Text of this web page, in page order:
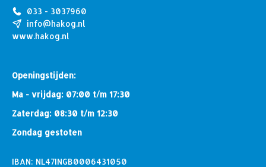
033 - 3037960
info@hakog.nl
www.hakog.nl
Openingstijden:
Ma - vrijdag: 07:00 t/m 17:30
Zaterdag: 08:30 t/m 12:30
Zondag gestoten
IBAN: NL47INGB0006431050